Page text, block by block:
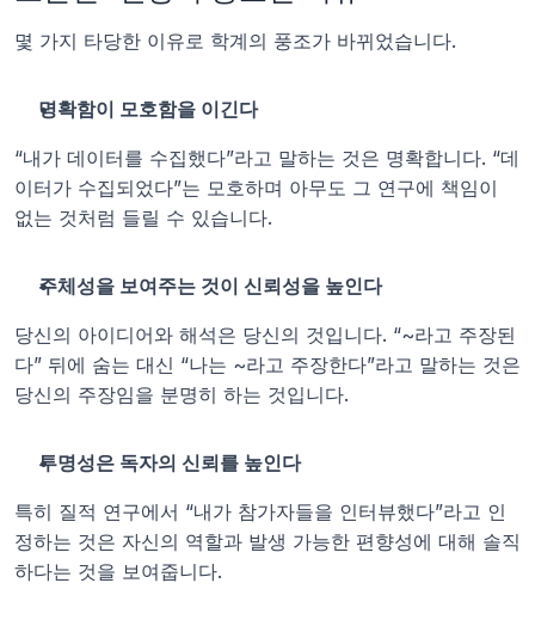
몇 가지 타당한 이유로 학계의 풍조가 바뀌었습니다.
명확함이 모호함을 이긴다
“내가 데이터를 수집했다”라고 말하는 것은 명확합니다. “데
이터가 수집되었다”는 모호하며 아무도 그 연구에 책임이
없는 것처럼 들릴 수 있습니다.
주체성을 보여주는 것이 신뢰성을 높인다
당신의 아이디어와 해석은 당신의 것입니다. “~라고 주장된
다” 뒤에 숨는 대신 “나는 ~라고 주장한다”라고 말하는 것은
당신의 주장임을 분명히 하는 것입니다.
투명성은 독자의 신뢰를 높인다
특히 질적 연구에서 “내가 참가자들을 인터뷰했다”라고 인
정하는 것은 자신의 역할과 발생 가능한 편향성에 대해 솔직
하다는 것을 보여줍니다.